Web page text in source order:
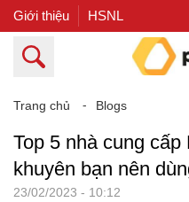
Giới thiệu HSNL
Trang chủ ⁃ Blogs
Top 5 nhà cung
khuyên bạn nên
23/02/2023 - 10:12